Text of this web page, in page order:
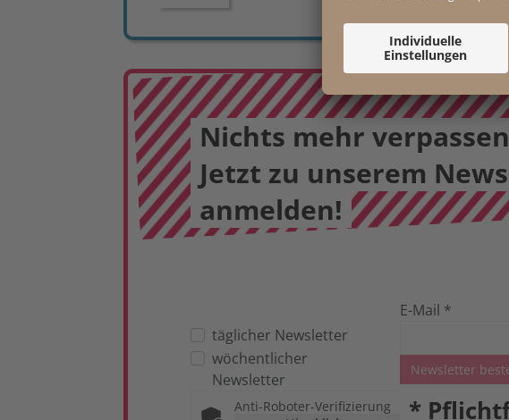
Nichts mehr
Jetzt zu unserem
anmelden!
täglicher Newsletter
wöchentlicher
Newsletter
E-Mail *
Newsletter
Anti-Roboter-Verifizierung
*